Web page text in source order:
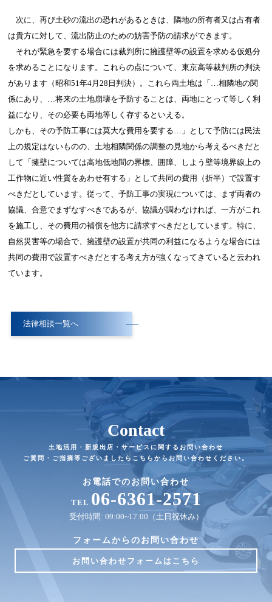
次に、再び土砂の流出の恐れがあるときは、隣地の所有者又は占有者
は貴方に対して、流出防止のための妨害予防の請求ができます。
それが緊急を要する場合には裁判所に擁護壁等の設置を求める仮処分
を求めることになります。これらの点について、東京高等裁判所の判決
があります（昭和51年4月28日判決）。これら両土地は「…相隣地の関
係にあり、…将来の土地崩壊を予防することは、両地にとって等しく利
益になり、その必要も両地等しく存するといえる。
しかも、その予防工事には莫大な費用を要する…」として予防には民法
上の規定はないものの、土地相隣関係の調整の見地から考えるべきだと
して「擁壁については高地低地間の界標、囲障、しよう壁等境界線上の
工作物に近い性質をあわせ有する」として共同の費用（折半）で設置す
べきだとしています。従って、予防工事の実現については、まず両者の
協議、合意でまずなすべきであるが、協議が調わなければ、一方がこれ
を施工し、その費用の補償を他方に請求すべきだとしています。特に、
自然災害等の場合で、擁護壁の設置が共同の利益になるような場合には
共同の費用で設置すべきだとする考え方が強くなってきていると云われ
ています。
法律相談一覧へ
Contact
土地活用・新規出店・サービスに関するお問い合わせ
ご質問・ご指摘等ございましたらこちらからお問い合わせください。
お電話でのお問い合わせ
TEL 06-6361-2571
受付時間: 09:00~17:00（土日祝休み）
フォームからのお問い合わせ
お問い合わせフォームはこちら